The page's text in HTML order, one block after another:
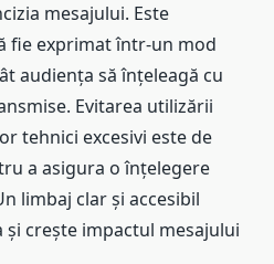
mesajului. Este
fie exprimat într-un mod
audiența să înțeleagă cu
Evitarea utilizării
tehnici excesivi este de
a asigura o înțelegere
limbaj clar și accesibil
crește impactul mesajului